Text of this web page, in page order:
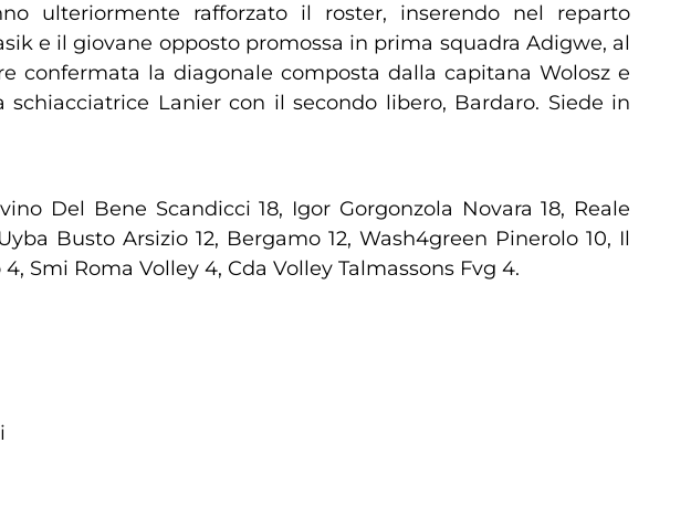
ulteriormente rafforzato il roster, inserendo nel reparto
e il giovane opposto promossa in prima squadra Adigwe, al
confermata la diagonale composta dalla capitana Wolosz e
Lanier con il secondo libero, Bardaro. Siede in
Del Bene Scandicci 18, Igor Gorgonzola Novara 18, Reale
Busto Arsizio 12, Bergamo 12, Wash4green Pinerolo 10, Il
Smi Roma Volley 4, Cda Volley Talmassons Fvg 4.